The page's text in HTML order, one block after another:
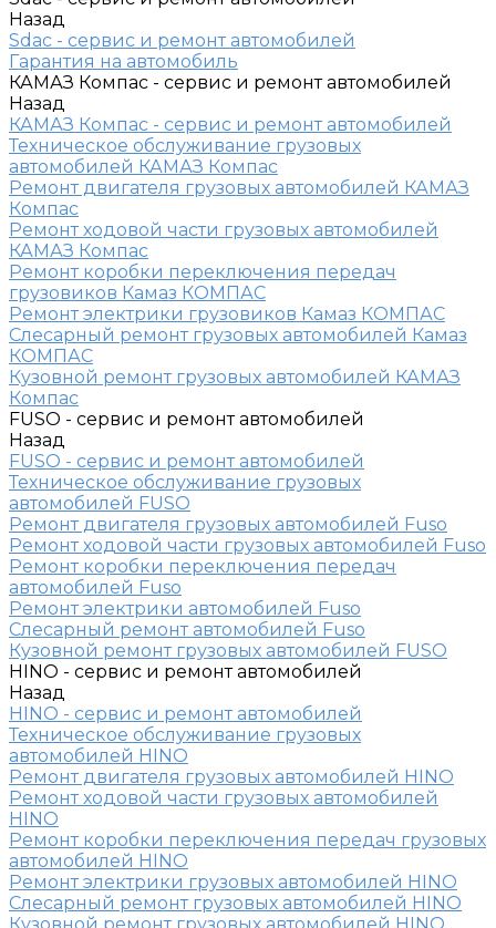
Назад
Sdac - сервис и ремонт автомобилей
Гарантия на автомобиль
КАМАЗ Компас - сервис и ремонт автомобилей
Назад
КАМАЗ Компас - сервис и ремонт автомобилей
Техническое обслуживание грузовых
автомобилей КАМАЗ Компас
Ремонт двигателя грузовых автомобилей КАМАЗ
Компас
Ремонт ходовой части грузовых автомобилей
КАМАЗ Компас
Ремонт коробки переключения передач
грузовиков Камаз КОМПАС
Ремонт электрики грузовиков Камаз КОМПАС
Слесарный ремонт грузовых автомобилей Камаз
КОМПАС
Кузовной ремонт грузовых автомобилей КАМАЗ
Компас
FUSO - сервис и ремонт автомобилей
Назад
FUSO - сервис и ремонт автомобилей
Техническое обслуживание грузовых
автомобилей FUSO
Ремонт двигателя грузовых автомобилей Fuso
Ремонт ходовой части грузовых автомобилей Fuso
Ремонт коробки переключения передач
автомобилей Fuso
Ремонт электрики автомобилей Fuso
Слесарный ремонт автомобилей Fuso
Кузовной ремонт грузовых автомобилей FUSO
HINO - сервис и ремонт автомобилей
Назад
HINO - сервис и ремонт автомобилей
Техническое обслуживание грузовых
автомобилей HINO
Ремонт двигателя грузовых автомобилей HINO
Ремонт ходовой части грузовых автомобилей
HINO
Ремонт коробки переключения передач грузовых
автомобилей HINO
Ремонт электрики грузовых автомобилей HINO
Слесарный ремонт грузовых автомобилей HINO
Кузовной ремонт грузовых автомобилей HINO